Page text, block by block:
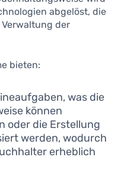
abgelöst, die
der
bieten:
was die
können
oder die Erstellung
werden, wodurch
erheblich